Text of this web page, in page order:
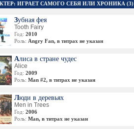
ИГРАЕТ САМОГО СЕБЯ ИЛИ ХРОНИКА (3)
Зубная фея
Tooth Fairy
Год: 2010
Роль: Angry Fan, в титрах не указан
Алиса в стране чудес
Alice
Год: 2009
Роль: Man #2, в титрах не указан
Люди в деревьях
Men in Trees
Год: 2006
Роль: Man, в титрах не указан